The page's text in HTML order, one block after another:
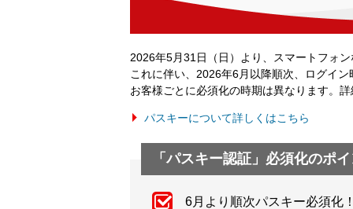
2026年5月31日（日）より、スマートフォ
これに伴い、2026年6月以降順次、ログイ
お客様ごとに必須化の時期は異なります。
パスキーについて詳しくはこちら
「パスキー認証」必須化のポ
6月より順次パスキー必須化